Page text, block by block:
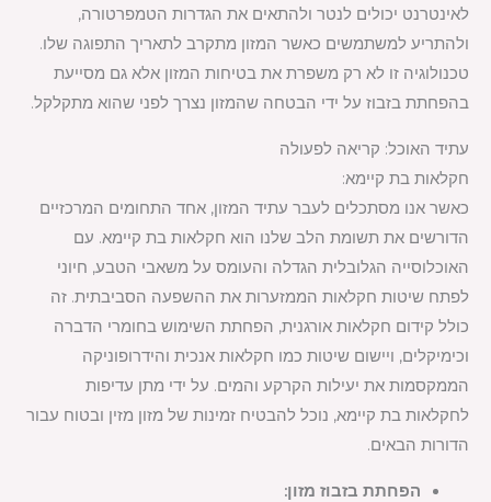
לאינטרנט יכולים לנטר ולהתאים את הגדרות הטמפרטורה,
ולהתריע למשתמשים כאשר המזון מתקרב לתאריך התפוגה שלו.
טכנולוגיה זו לא רק משפרת את בטיחות המזון אלא גם מסייעת
בהפחתת בזבוז על ידי הבטחה שהמזון נצרך לפני שהוא מתקלקל.
עתיד האוכל: קריאה לפעולה
חקלאות בת קיימא:
כאשר אנו מסתכלים לעבר עתיד המזון, אחד התחומים המרכזיים
הדורשים את תשומת הלב שלנו הוא חקלאות בת קיימא. עם
האוכלוסייה הגלובלית הגדלה והעומס על משאבי הטבע, חיוני
לפתח שיטות חקלאות הממזערות את ההשפעה הסביבתית. זה
כולל קידום חקלאות אורגנית, הפחתת השימוש בחומרי הדברה
וכימיקלים, ויישום שיטות כמו חקלאות אנכית והידרופוניקה
הממקסמות את יעילות הקרקע והמים. על ידי מתן עדיפות
לחקלאות בת קיימא, נוכל להבטיח זמינות של מזון מזין ובטוח עבור
הדורות הבאים.
הפחתת בזבוז מזון: